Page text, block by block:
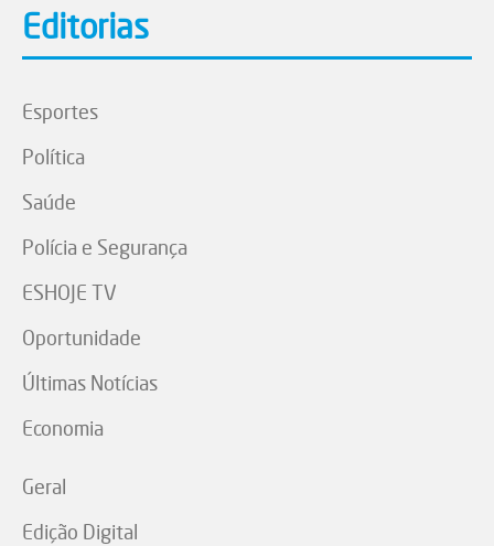
Editorias
Esportes
Política
Saúde
Polícia e Segurança
ESHOJE TV
Oportunidade
Últimas Notícias
Economia
Geral
Edição Digital